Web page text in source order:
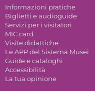
Informazioni pratiche
Biglietti e audioguide
Servizi per i visitatori
MIC card
Visite didattiche
Le APP del Sistema Musei
Guide e cataloghi
Accessibilità
La tua opinione